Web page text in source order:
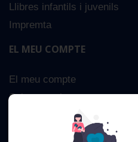
Llibres infantils i juvenils
Impremta
EL MEU COMPTE
El meu compte
Sobre nosaltres
Cerca Avançada